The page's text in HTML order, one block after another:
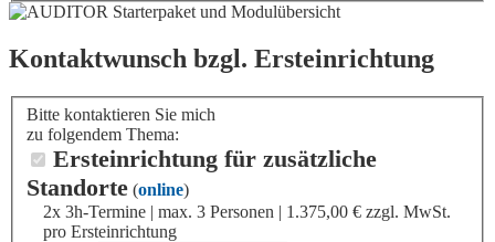
Kontaktwunsch bzgl. Ersteinrichtung
Bitte kontaktieren Sie mich
zu folgendem Thema:
Ersteinrichtung für zusätzliche
Standorte (online)
2x 3h-Termine | max. 3 Personen | 1.375,00 € zzgl. MwSt.
pro Ersteinrichtung